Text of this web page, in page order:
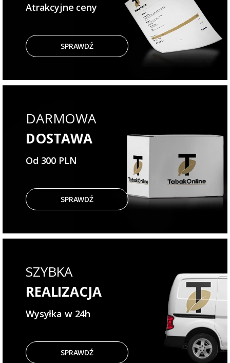
Atrakcyjne ceny
SPRAWDŹ
DARMOWA
DOSTAWA
Od 300 PLN
SPRAWDŹ
SZYBKA
REALIZACJA
Wysyłka w 24h
SPRAWDŹ